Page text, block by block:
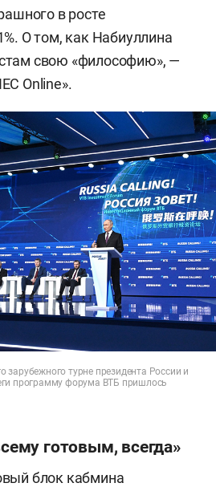
в росте
О том, как Набиуллина
свою «философию», —
Online».
зарубежного турне президента России и
программу форума ВТБ пришлось
готовым, всегда»
блок кабмина